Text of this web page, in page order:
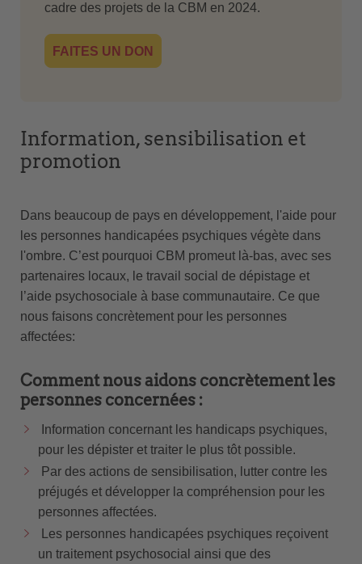
cadre des projets de la CBM en 2024.
FAITES UN DON
Information, sensibilisation et
promotion
Dans beaucoup de pays en développement, l'aide pour
les personnes handicapées psychiques végète dans
l'ombre. C’est pourquoi CBM promeut là-bas, avec ses
partenaires locaux, le travail social de dépistage et
l’aide psychosociale à base communautaire. Ce que
nous faisons concrètement pour les personnes
affectées:
Comment nous aidons concrètement les
personnes concernées :
Information concernant les handicaps psychiques,
pour les dépister et traiter le plus tôt possible.
Par des actions de sensibilisation, lutter contre les
préjugés et développer la compréhension pour les
personnes affectées.
Les personnes handicapées psychiques reçoivent
un traitement psychosocial ainsi que des